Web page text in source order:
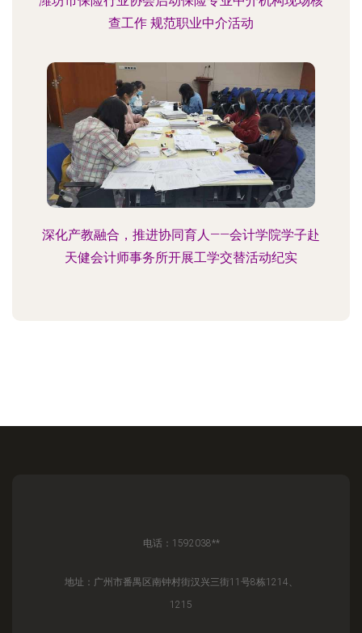
查工作 规范职业中介活动
深化产教融合，推进协同育人——会计学院学子赴
天健会计师事务所开展工学交替活动纪实
电话：1592038**
地址：广州市番禺区南钟村街汉兴三街11号8栋1214、
1215